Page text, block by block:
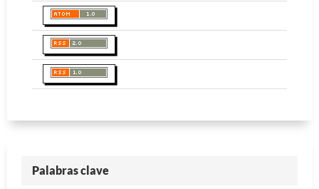
Palabras clave